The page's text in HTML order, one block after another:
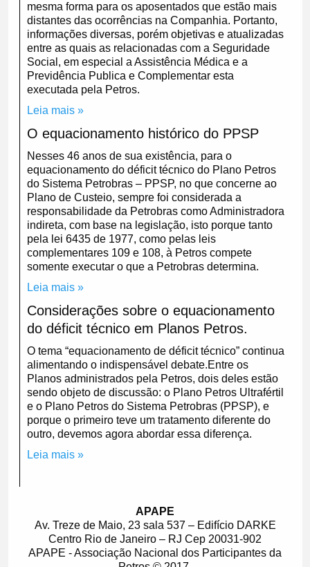
mesma forma para os aposentados que estão mais
distantes das ocorrências na Companhia. Portanto,
informações diversas, porém objetivas e atualizadas
entre as quais as relacionadas com a Seguridade
Social, em especial a Assistência Médica e a
Previdência Publica e Complementar esta
executada pela Petros.
Leia mais »
O equacionamento histórico do PPSP
Nesses 46 anos de sua existência, para o
equacionamento do déficit técnico do Plano Petros
do Sistema Petrobras – PPSP, no que concerne ao
Plano de Custeio, sempre foi considerada a
responsabilidade da Petrobras como Administradora
indireta, com base na legislação, isto porque tanto
pela lei 6435 de 1977, como pelas leis
complementares 109 e 108, à Petros compete
somente executar o que a Petrobras determina.
Leia mais »
Considerações sobre o equacionamento
do déficit técnico em Planos Petros.
O tema “equacionamento de déficit técnico” continua
alimentando o indispensável debate.Entre os
Planos administrados pela Petros, dois deles estão
sendo objeto de discussão: o Plano Petros Ultrafértil
e o Plano Petros do Sistema Petrobras (PPSP), e
porque o primeiro teve um tratamento diferente do
outro, devemos agora abordar essa diferença.
Leia mais »
APAPE
Av. Treze de Maio, 23 sala 537 – Edifício DARKE
Centro Rio de Janeiro – RJ Cep 20031-902
APAPE - Associação Nacional dos Participantes da